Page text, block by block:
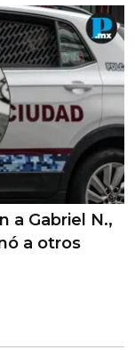
a Gabriel N.,
a otros